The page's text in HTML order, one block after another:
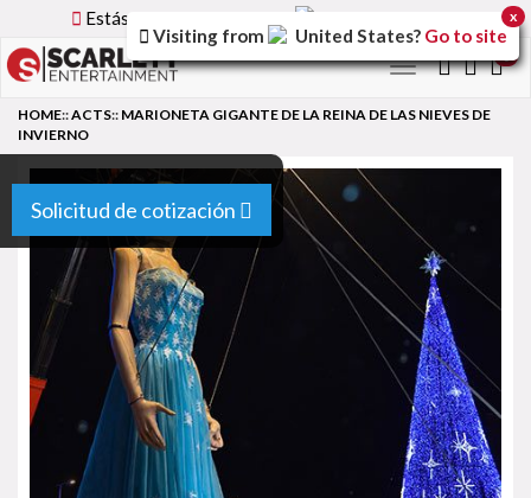
Estás utilizando la versión
Toggle
Solicitud de cotización
HOME::ACTS:: MARIONETA GIGANTE DE LA REINA DE LAS NIEVES DE
INVIERNO
Visiting from United States? Go to site
x